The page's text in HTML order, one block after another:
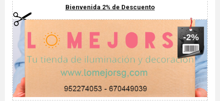
Bienvenida 2% de Descuento
-2%